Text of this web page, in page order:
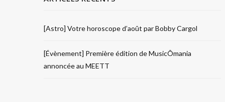
[Astro] Votre horoscope d’août par Bobby Cargol
[Évènement] Première édition de MusicÔmania
annoncée au MEETT